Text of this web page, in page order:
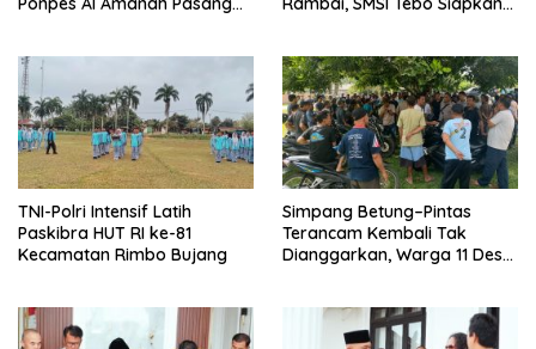
TNI-Polri Intensif Latih
Paskibra HUT RI ke-81
Kecamatan Rimbo Bujang
Simpang Betung–Pintas
Terancam Kembali Tak
Dianggarkan, Warga 11 Desa